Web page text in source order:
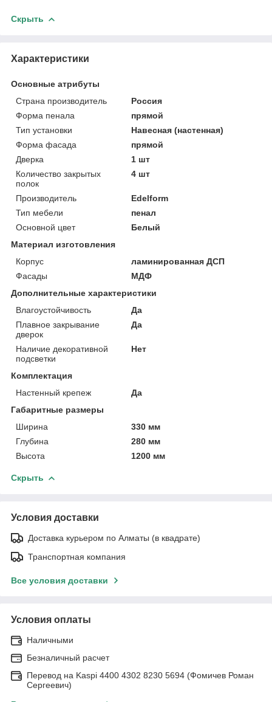
Скрыть
Характеристики
Основные атрибуты
Страна производитель
Россия
Форма пенала
прямой
Тип установки
Навесная (настенная)
Форма фасада
прямой
Дверка
1 шт
Количество закрытых
полок
4 шт
Производитель
Edelform
Тип мебели
пенал
Основной цвет
Белый
Материал изготовления
Корпус
ламинированная ДСП
Фасады
МДФ
Дополнительные характеристики
Влагоустойчивость
Да
Плавное закрывание
дверок
Да
Наличие декоративной
подсветки
Нет
Комплектация
Настенный крепеж
Да
Габаритные размеры
Ширина
330 мм
Глубина
280 мм
Высота
1200 мм
Скрыть
Условия доставки
Доставка курьером по Алматы (в квадрате)
Транспортная компания
Все условия доставки
Условия оплаты
Наличными
Безналичный расчет
Перевод на Kaspi 4400 4302 8230 5694 (Фомичев Роман
Сергеевич)